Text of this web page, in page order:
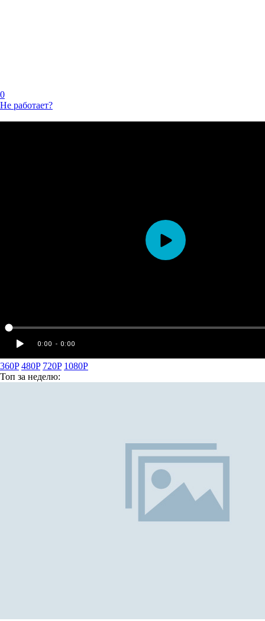
0
Не работает?
360P 480P 720P 1080P
Топ за неделю: